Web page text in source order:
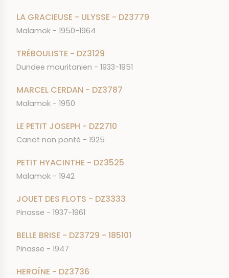
LA GRACIEUSE - ULYSSE - DZ3779
Malamok - 1950-1964
TRÉBOULISTE - DZ3129
Dundee mauritanien - 1933-1951
MARCEL CERDAN - DZ3787
Malamok - 1950
LE PETIT JOSEPH - DZ2710
Canot non ponté - 1925
PETIT HYACINTHE - DZ3525
Malamok - 1942
JOUET DES FLOTS - DZ3333
Pinasse - 1937-1961
BELLE BRISE - DZ3729 - 185101
Pinasse - 1947
HEROÏNE - DZ3736